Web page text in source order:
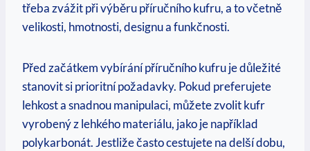
třeba zvážit při výběru příručního ⁣kufru, a to⁣ včetně
velikosti, hmotnosti, ‍designu a funkčnosti.
Před⁣ začátkem vybírání příručního kufru je ​důležité
stanovit si prioritní ⁢požadavky. Pokud ⁢preferujete
lehkost ‍a snadnou ‌manipulaci,‍ můžete zvolit kufr
vyrobený z lehkého materiálu,‍ jako je například
polykarbonát. Jestliže často cestujete na delší dobu,